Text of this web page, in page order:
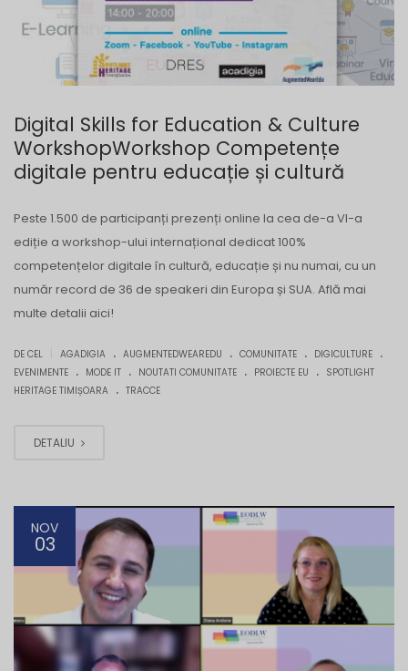
Digital Skills for Education & Culture
WorkshopWorkshop Competențe
digitale pentru educație și cultură
Peste 1.500 de participanți prezenți online la cea de-a VI-a
ediție a workshop-ului internațional dedicat 100%
competențelor digitale în cultură, educație și nu numai, cu un
număr record de 36 de speakeri din Europa și SUA. Află mai
multe detalii aici!
DE CEL AGADIGIA . AUGMENTEDWEAREDU . COMUNITATE . DIGICULTURE .
EVENIMENTE . MODE IT . NOUTATI COMUNITATE . PROIECTE EU . SPOTLIGHT
HERITAGE TIMIȘOARA . TRACCE
DETALIU
NOV
03